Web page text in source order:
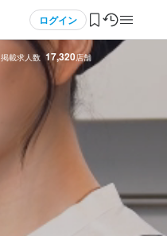
ログイン
掲載求人数 17,320店舗